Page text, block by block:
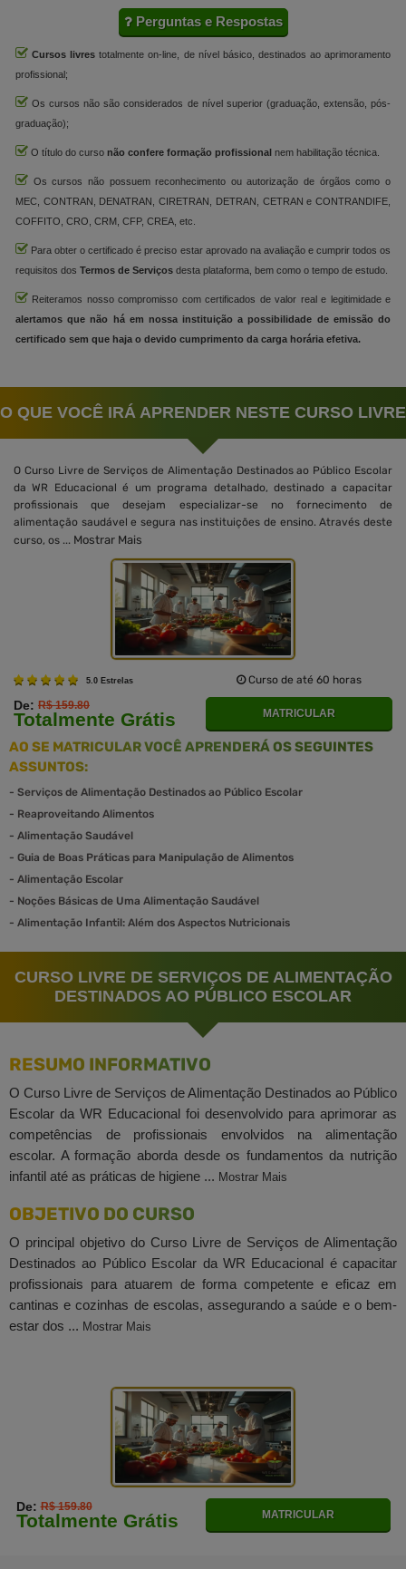
Perguntas e Respostas
Cursos livres totalmente on-line, de nível básico, destinados ao aprimoramento
profissional;
Os cursos não são considerados de nível superior (graduação, extensão, pós-
graduação);
O título do curso não confere formação profissional nem habilitação técnica.
Os cursos não possuem reconhecimento ou autorização de órgãos como o
MEC, CONTRAN, DENATRAN, CIRETRAN, DETRAN, CETRAN e CONTRANDIFE,
COFFITO, CRO, CRM, CFP, CREA, etc.
Para obter o certificado é preciso estar aprovado na avaliação e cumprir todos os
requisitos dos Termos de Serviços desta plataforma, bem como o tempo de estudo.
Reiteramos nosso compromisso com certificados de valor real e legitimidade e
alertamos que não há em nossa instituição a possibilidade de emissão do
certificado sem que haja o devido cumprimento da carga horária efetiva.
O QUE VOCÊ IRÁ APRENDER NESTE CURSO LIVRE
O Curso Livre de Serviços de Alimentação Destinados ao Público Escolar
da WR Educacional é um programa detalhado, destinado a capacitar
profissionais que desejam especializar-se no fornecimento de
alimentação saudável e segura nas instituições de ensino. Através deste
curso, os ... Mostrar Mais
5.0 Estrelas Curso de até 60 horas
De: R$ 159.80
Totalmente Grátis MATRICULAR
AO SE MATRICULAR VOCÊ APRENDERÁ OS SEGUINTES
ASSUNTOS:
- Serviços de Alimentação Destinados ao Público Escolar
- Reaproveitando Alimentos
- Alimentação Saudável
- Guia de Boas Práticas para Manipulação de Alimentos
- Alimentação Escolar
- Noções Básicas de Uma Alimentação Saudável
- Alimentação Infantil: Além dos Aspectos Nutricionais
CURSO LIVRE DE SERVIÇOS DE ALIMENTAÇÃO
DESTINADOS AO PÚBLICO ESCOLAR
RESUMO INFORMATIVO
O Curso Livre de Serviços de Alimentação Destinados ao Público
Escolar da WR Educacional foi desenvolvido para aprimorar as
competências de profissionais envolvidos na alimentação
escolar. A formação aborda desde os fundamentos da nutrição
infantil até as práticas de higiene ... Mostrar Mais
OBJETIVO DO CURSO
O principal objetivo do Curso Livre de Serviços de Alimentação
Destinados ao Público Escolar da WR Educacional é capacitar
profissionais para atuarem de forma competente e eficaz em
cantinas e cozinhas de escolas, assegurando a saúde e o bem-
estar dos ... Mostrar Mais
De:R$ 159.80
Totalmente Grátis MATRICULAR